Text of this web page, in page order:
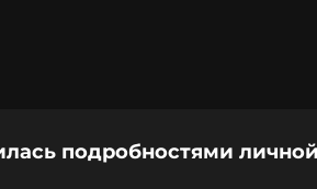
подробностями